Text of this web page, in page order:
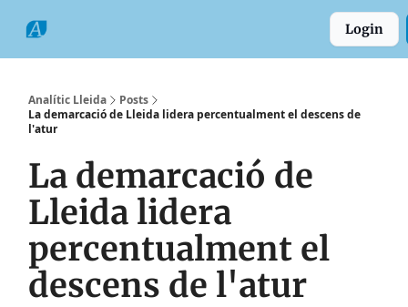
Login
Analític Lleida
Posts
La demarcació de Lleida lidera percentualment el descens de
l'atur
La demarcació de
Lleida lidera
percentualment el
descens de l'atur